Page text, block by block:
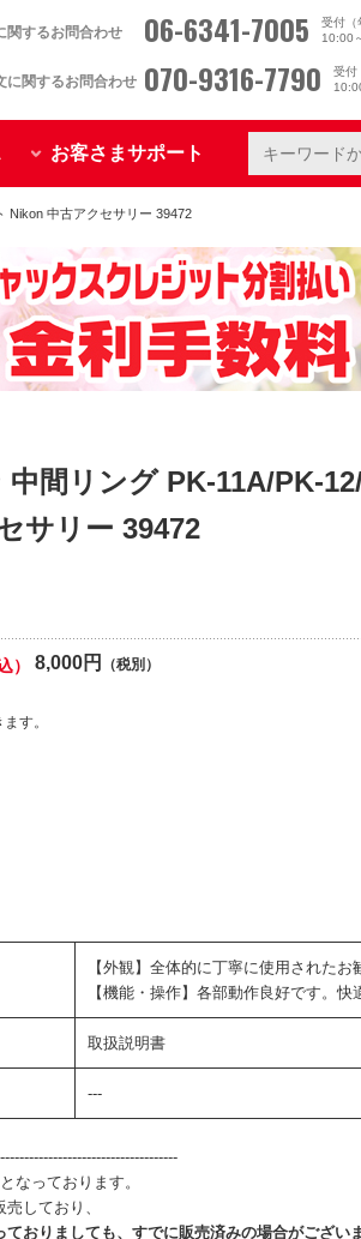
関するお問合わせ 06-6341-7005
受付（
10:00
に関するお問合わせ 070-9316-7790
受付
お客さまサポート
Nikon 中古アクセサリー 39472
中間リング PK-11A/PK-
サリー 39472
） 8,000円 （税別）
す。
【外観】全体的に丁寧に使用されたお
【機能・操作】各部動作良好です。快
取扱説明書
---
なっております。
しており、
おりましても、すでに販売済みの場合がございま